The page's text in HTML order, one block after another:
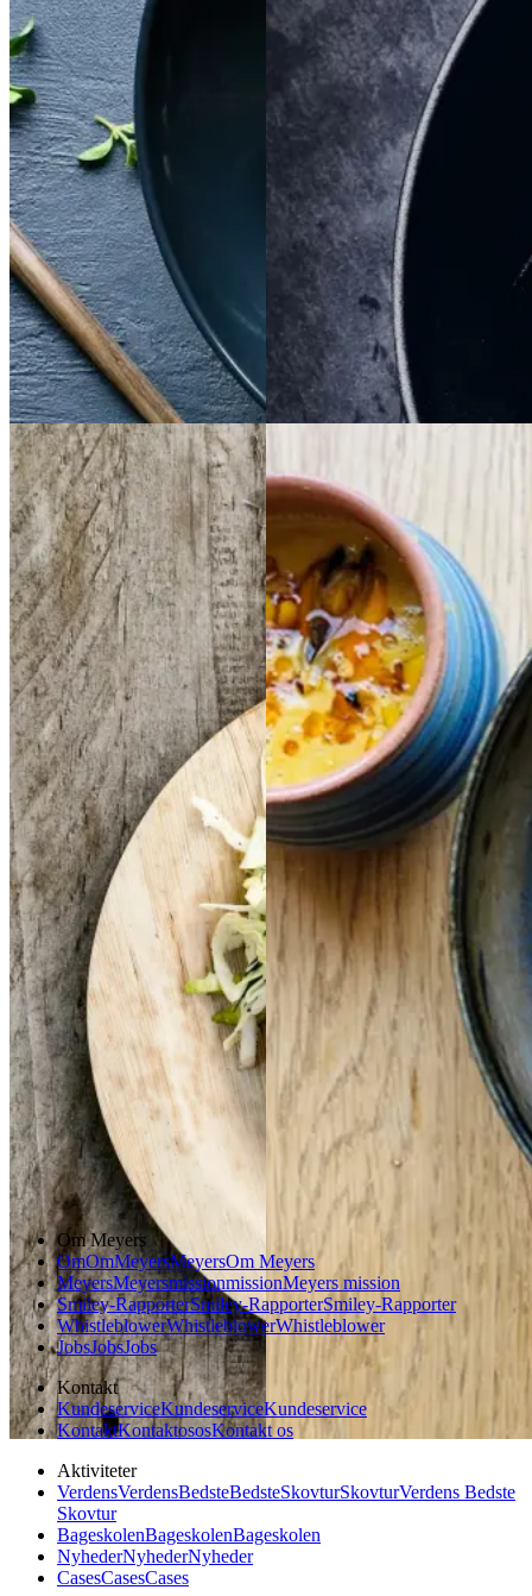
SatjaSatja de
pollopollo
Gem opskrift
Aftensmad
BraiseretBraiseret
oksetværreboksetvæ
rreb
Gem opskrift
Dansk mad
Vintermad
Aftensmad
FrikadellerFrikadell
er medmed
smørspidskål,smørsp
idskål,
kartoflerkartofler
ogog
sennepsdressingsenn
epsdressing
Gem opskrift
Aftensmad
Forårsmad
Sommermad
Dansk mad
CremetCremet
muslingesuppe musli
ngesuppe medmed
majsmajs
Gem opskrift
Aftensmad
Om Meyers
OmOmMeyersMeyersOm Meyers
MeyersMeyersmissionmissionMeyers mission
Smiley-RapporterSmiley-RapporterSmiley-Rapporter
WhistleblowerWhistleblowerWhistleblower
JobsJobsJobs
Kontakt
KundeserviceKundeserviceKundeservice
KontaktKontaktososKontakt os
Aktiviteter
VerdensVerdensBedsteBedsteSkovturSkovturVerdens Bedste
Skovtur
BageskolenBageskolenBageskolen
NyhederNyhederNyheder
CasesCasesCases